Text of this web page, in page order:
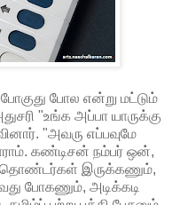
போல என்று மட்டும்
"உங்க அப்பா யாருக்கு
"அவரு எப்பவுமே
கண்டிசன் நம்பர் ஒன்,
தொண்டர்கள் இருக்கணும்,
போகணும், அடிக்கடி